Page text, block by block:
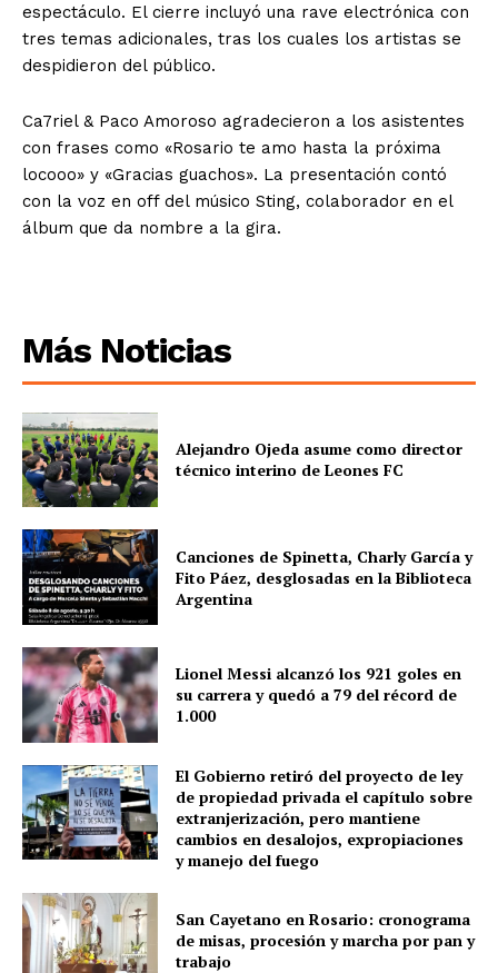
espectáculo. El cierre incluyó una rave electrónica con
tres temas adicionales, tras los cuales los artistas se
despidieron del público.
Ca7riel & Paco Amoroso agradecieron a los asistentes
con frases como «Rosario te amo hasta la próxima
locooo» y «Gracias guachos». La presentación contó
con la voz en off del músico Sting, colaborador en el
álbum que da nombre a la gira.
Más Noticias
Alejandro Ojeda asume como director
técnico interino de Leones FC
Canciones de Spinetta, Charly García y
Fito Páez, desglosadas en la Biblioteca
Argentina
Lionel Messi alcanzó los 921 goles en
su carrera y quedó a 79 del récord de
1.000
El Gobierno retiró del proyecto de ley
de propiedad privada el capítulo sobre
extranjerización, pero mantiene
cambios en desalojos, expropiaciones
y manejo del fuego
San Cayetano en Rosario: cronograma
de misas, procesión y marcha por pan y
trabajo